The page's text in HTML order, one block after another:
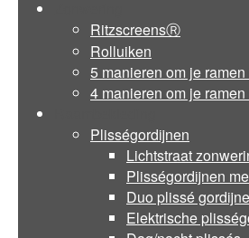
RitzscreensⓇ
Rolluiken
5 manieren om je
4 manieren om je
Plisségordijnen
Lichtstraat
Plisségordijnen
Duo plissé
Elektrische